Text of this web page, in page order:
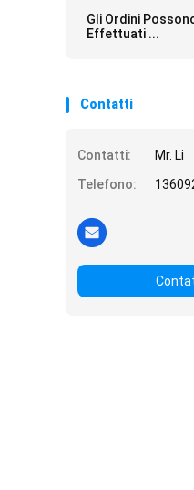
Gli Ordini
Effettuati ...
Contatti
Contatti:
Mr. Li
Telefono: